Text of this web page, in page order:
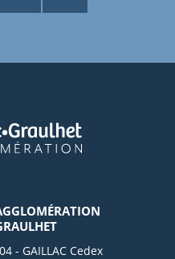
- GAILLAC Cedex